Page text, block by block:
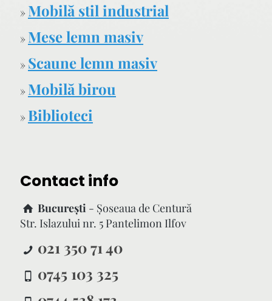
» Mobilă stil industrial
» Mese lemn masiv
» Scaune lemn masiv
» Mobilă birou
» Biblioteci
Contact info
București - Şoseaua de Centură
Str. Islazului nr. 5 Pantelimon Ilfov
021 350 71 40
0745 103 325